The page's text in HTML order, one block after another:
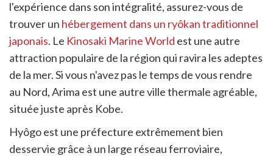
l'expérience dans son intégralité, assurez-vous de
trouver un hébergement dans un ryôkan traditionnel
japonais. Le Kinosaki Marine World est une autre
attraction populaire de la région qui ravira les adeptes
de la mer. Si vous n'avez pas le temps de vous rendre
au Nord, Arima est une autre ville thermale agréable,
située juste après Kobe.
Hyôgo est une préfecture extrêmement bien
desservie grâce à un large réseau ferroviaire,